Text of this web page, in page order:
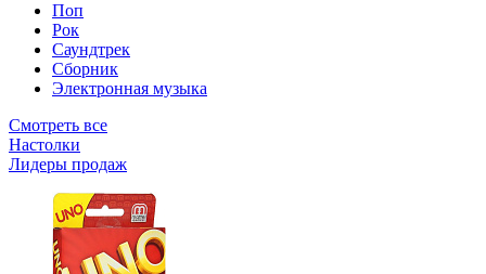
Поп
Рок
Саундтрек
Сборник
Электронная музыка
Смотреть все
Настолки
Лидеры продаж